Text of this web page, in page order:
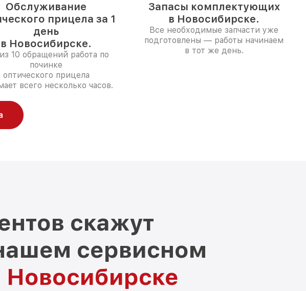
Обслуживание
прицела за 1
день
в Новосибирске.
10 обращений работа по
починке
оптического прицела
всего несколько часов.
Запасы комплектующих
в Новосибирске.
Все необходимые запчасти уже
подготовлены — работы начинаем
в тот же день.
скажут
сервисном